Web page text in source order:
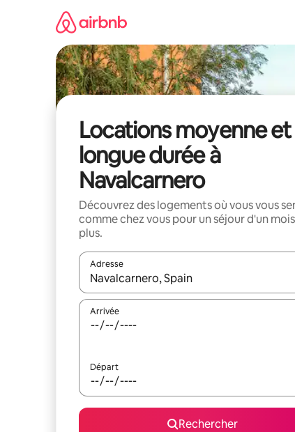
Locations moyenne et
longue durée à
Navalcarnero
Découvrez des logements où vous vous
comme chez vous pour un séjour d'un
plus.
Adresse
Lorsque les résultats s'affichent, utilisez les
Arrivée
Départ
Rechercher